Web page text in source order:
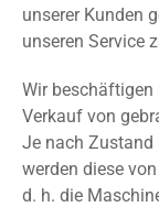
unserer Kunden
unseren Service
Wir
Verkauf von
Je nach Zustand
werden diese
d. h. die